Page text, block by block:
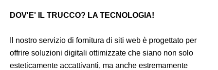
DOV'E' IL TRUCCO? LA TECNOLOGIA!
Il nostro servizio di fornitura di siti web è progettato per
offrire soluzioni digitali ottimizzate che siano non solo
esteticamente accattivanti, ma anche estremamente